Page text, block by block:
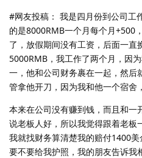
#网友投稿： 我是四月份到公司工
的是8000RMB一个月每个月+500
了，放假期间没有工资，后面一直
5000RMB，我工作了两个月，因
一，他和公司财务裹在一起，然后
管拿他开刀，因为我和他一个宿舍
本来在公司没有赚到钱，而且和一
说老板人好，所以我觉得跟着老板
我就找财务算清楚我的赔付1400
要不要给我护照，我的朋友告诉我